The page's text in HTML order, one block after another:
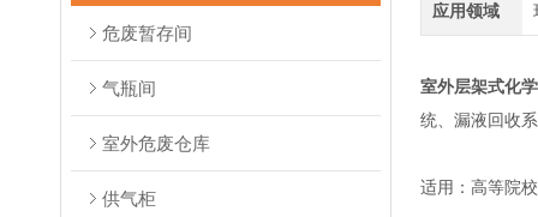
危废暂存间
气瓶间
室外危废仓库
供气柜
应用领域
室外层架式化
统、漏液回收
适用：高等院